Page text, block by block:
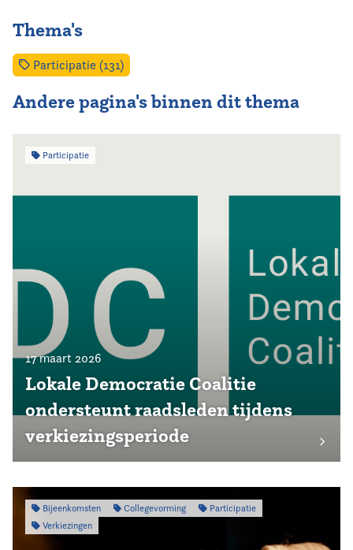
Thema's
Participatie (131)
Andere pagina's binnen dit thema
Participatie
17 maart 2026
Lokale Democratie Coalitie
ondersteunt raadsleden tijdens
verkiezingsperiode
Bijeenkomsten Collegevorming
Participatie
Verkiezingen